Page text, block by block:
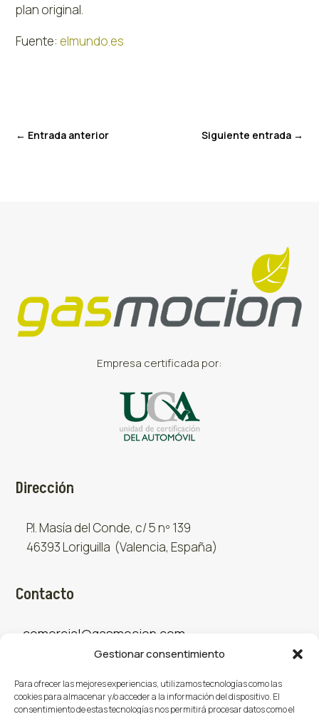
Gestionar consentimiento
Para ofrecer las mejores experiencias, utilizamos tecnologías como las
cookies para almacenar y/o acceder a la información del dispositivo. El
consentimiento de estas tecnologías nos permitirá procesar datos como el
plan original.
Fuente: elmundo.es
← Entrada anterior Siguiente entrada→
Empresa certificada por:
Dirección
P.I. Masía del Conde, c/ 5 nº 139
46393 Loriguilla (Valencia, España)
Contacto
comercial@gasmocion.com